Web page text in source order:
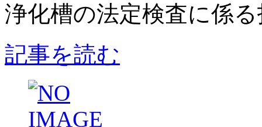
浄化槽の法定検査に係
記事を読む